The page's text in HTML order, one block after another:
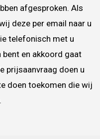
afgesproken. Als
deze per email naar u
telefonisch met u
bent en akkoord gaat
prijsaanvraag doen u
doen toekomen die wij